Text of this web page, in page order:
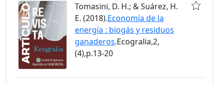
Tomasini, D. H.; & Suárez, H.
E. (2018).Economía de la
energía : biogás y residuos
ganaderos.Ecogralia,2,
(4),p.13-20